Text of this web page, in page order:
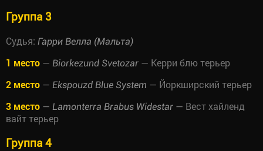
Группа 3
Судья: Гарри Велла (Мальта)
1 место — Biorkezund Svetozar — Керри блю терьер
2 место — Ekspouzd Blue System — Йоркширский терьер
3 место — Lamonterra Brabus Widestar — Вест хайленд
вайт терьер
Группа 4